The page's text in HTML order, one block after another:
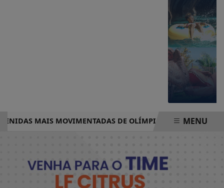
MAIS MOVIMENTADAS DE OLÍMPIA COMPLETO –MENU